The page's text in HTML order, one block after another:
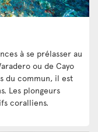
à se prélasser au
ou de Cayo
du commun, il est
Les plongeurs
coralliens.